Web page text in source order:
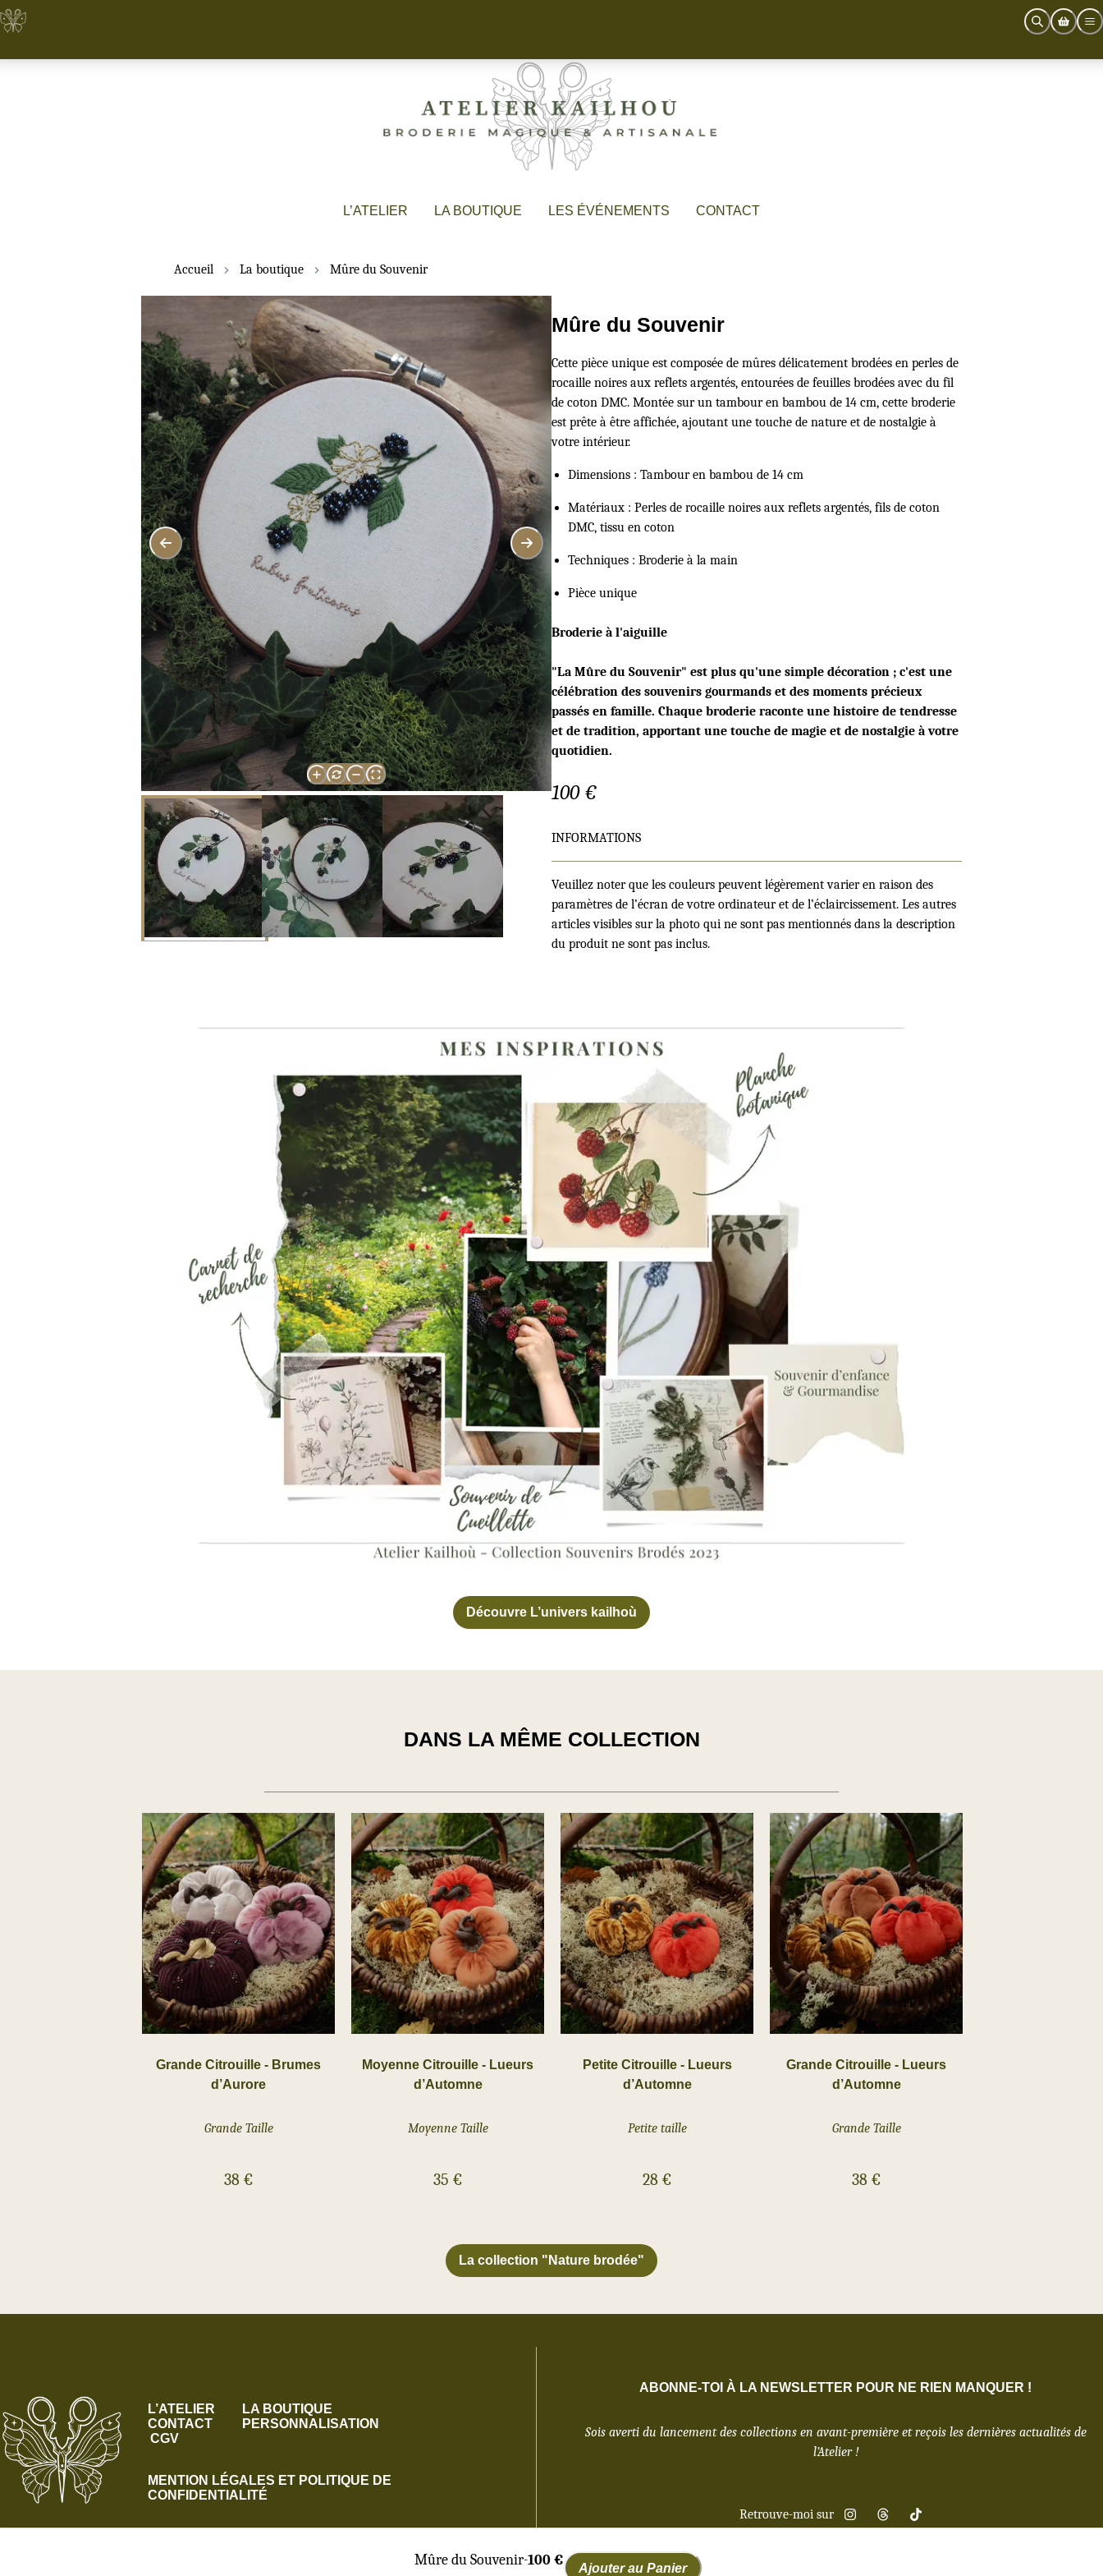
L’ATELIER LA BOUTIQUE LES ÉVÉNEMENTS CONTACT
Accueil La boutique Mûre du Souvenir
Mûre du Souvenir-100€ Ajouter au Panier
Mûre du Souvenir
Cette pièce unique est composée de mûres délicatement brodées en perles de
rocaille noires aux reflets argentés, entourées de feuilles brodées avec du fil
de coton DMC. Montée sur un tambour en bambou de 14 cm, cette broderie
est prête à être affichée, ajoutant une touche de nature et de nostalgie à
votre intérieur.
Dimensions : Tambour en bambou de 14 cm
Matériaux : Perles de rocaille noires aux reflets argentés, fils de coton
DMC, tissu en coton
Techniques : Broderie à la main
Pièce unique
Broderie à l'aiguille
"La Mûre du Souvenir" est plus qu'une simple décoration ; c'est une
célébration des souvenirs gourmands et des moments précieux
passés en famille. Chaque broderie raconte une histoire de tendresse
et de tradition, apportant une touche de magie et de nostalgie à votre
quotidien.
100€
INFORMATIONS
Veuillez noter que les couleurs peuvent légèrement varier en raison des
paramètres de l’écran de votre ordinateur et de l’éclaircissement. Les autres
articles visibles sur la photo qui ne sont pas mentionnés dans la description
du produit ne sont pas inclus.
Découvre L’univers kailhoù
DANS LA MÊME COLLECTION
Grande Citrouille - Brumes
d’Aurore
Grande Taille
38 €
Moyenne Citrouille - Lueurs
d’Automne
Moyenne Taille
35 €
Petite Citrouille - Lueurs
d’Automne
Petite taille
28 €
Grande Citrouille - Lueurs
d’Automne
Grande Taille
38 €
La collection "Nature brodée"
L’ATELIER
CONTACT
CGV
LA BOUTIQUE
PERSONNALISATION
MENTION LÉGALES ET POLITIQUE DE
CONFIDENTIALITÉ
ABONNE-TOI À LA NEWSLETTER POUR NE RIEN MANQUER !
Sois averti du lancement des collections en avant-première et reçois les dernières actualités de
l’Atelier !
Retrouve-moi sur